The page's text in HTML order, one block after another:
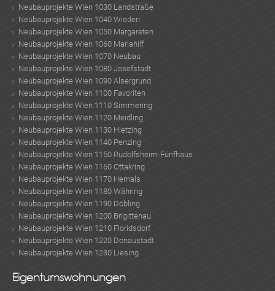
Neubauprojekte Wien 1030 Landstraße
Neubauprojekte Wien 1040 Wieden
Neubauprojekte Wien 1050 Margareten
Neubauprojekte Wien 1060 Mariahilf
Neubauprojekte Wien 1070 Neubau
Neubauprojekte Wien 1080 Josefstadt
Neubauprojekte Wien 1090 Alsergrund
Neubauprojekte Wien 1100 Favoriten
Neubauprojekte Wien 1110 Simmering
Neubauprojekte Wien 1120 Meidling
Neubauprojekte Wien 1130 Hietzing
Neubauprojekte Wien 1140 Penzing
Neubauprojekte Wien 1150 Rudolfsheim-Fünfhaus
Neubauprojekte Wien 1160 Ottakring
Neubauprojekte Wien 1170 Hernals
Neubauprojekte Wien 1180 Währing
Neubauprojekte Wien 1190 Döbling
Neubauprojekte Wien 1200 Brigittenau
Neubauprojekte Wien 1210 Floridsdorf
Neubauprojekte Wien 1220 Donaustadt
Neubauprojekte Wien 1230 Liesing
Eigentumswohnungen